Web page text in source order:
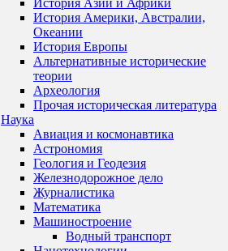
История Азии и Африки
История Америки, Австралии,
Океании
История Европы
Альтернативные исторические
теории
Археология
Прочая историческая литература
Наука
Авиация и космонавтика
Астрономия
Геология и Геодезия
Железнодорожное дело
Журналистика
Математика
Машиностроение
Водный транспорт